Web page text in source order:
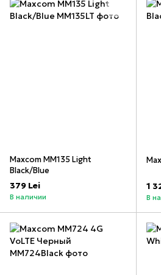
Maxcom MM135 Light
Black/Blue
379 Lei
В наличии
1
В